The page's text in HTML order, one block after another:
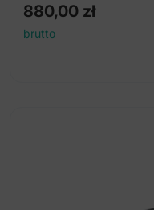
880,00 zł
brutto